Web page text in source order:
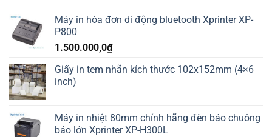
Máy in hóa đơn di động bluetooth Xprinter XP-
P800
1.500.000,0₫
Giấy in tem nhãn kích thước 102x152mm (4×6
inch)
Máy in nhiệt 80mm chính hãng đèn báo chuông
báo lớn Xprinter XP-H300L